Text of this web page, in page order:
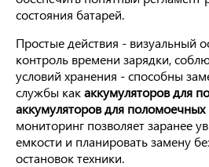
состояния батарей.
Простые действия - визуальный
контроль времени зарядки,
условий хранения - способны
службы какаккумуляторов для
аккумуляторов для
мониторинг позволяет заранее
емкости и планировать замену
остановок техники.